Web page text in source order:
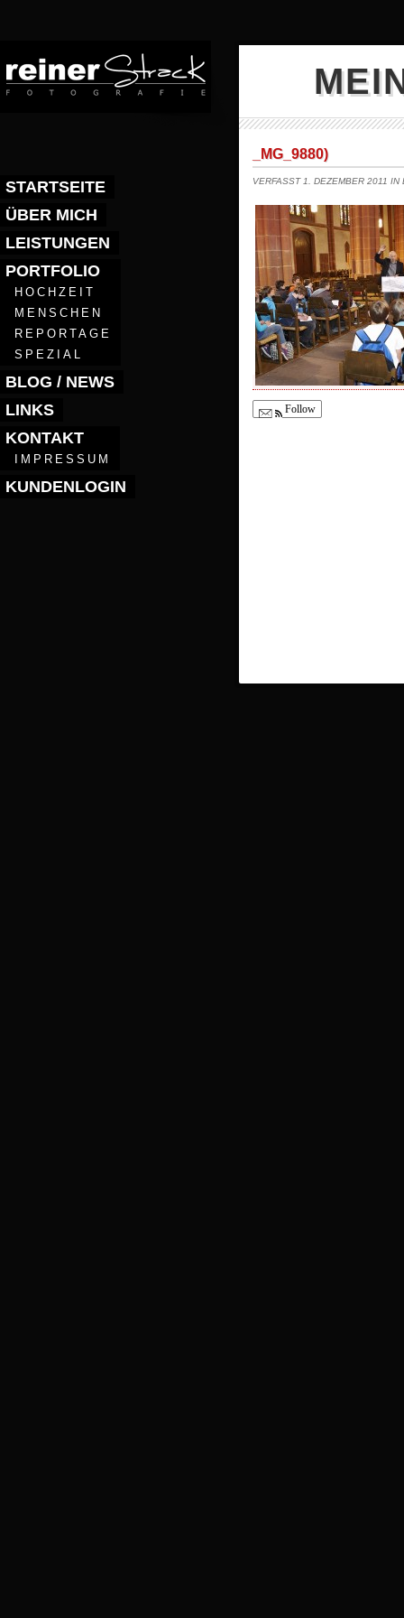
STARTSEITE
ÜBER MICH
LEISTUNGEN
PORTFOLIO
HOCHZEIT
MENSCHEN
REPORTAGE
SPEZIAL
BLOG / NEWS
LINKS
KONTAKT
IMPRESSUM
KUNDENLOGIN
_MG_9880)
VERFASST 1. DEZEMBER 2011
Follow